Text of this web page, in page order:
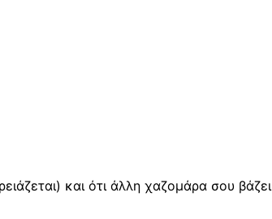
και ότι άλλη χαζομάρα σου βάζει